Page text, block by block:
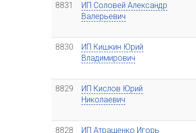
8831
ИП Соловей Александр
Валерьевич
8830
ИП Кишкин Юрий
Владимирович
8829
ИП Кислов Юрий
Николаевич
8828
ИП Атращенко Игорь